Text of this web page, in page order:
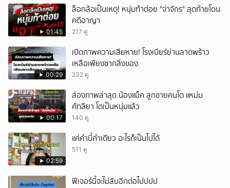
01:45
ล็อกล้อเป็นเหตุ! หนุ่มท้าต่อย "จ่าจักร" สุดท้ายโดน
คดีอาญา
217 ดู
00:29
เปิดภาพความเสียหาย! โรงเบียร์ย่านลาดพร้าว
เหลือเพียงซากสิ่งของ
232 ดู
00:17
ส่องภาพล่าสุด น้องแม็ค ลูกชายคนโต แหม่ม
คัทลียา โตเป็นหนุ่มแล้ว
140 ดู
02:59
แค่คำนี้คำเดียว อะไรก็เป็นไปได้
511 ดู
ฟีเจอร์นี้จะไม่ลับอีกต่อไปปปป
ยกเลิก